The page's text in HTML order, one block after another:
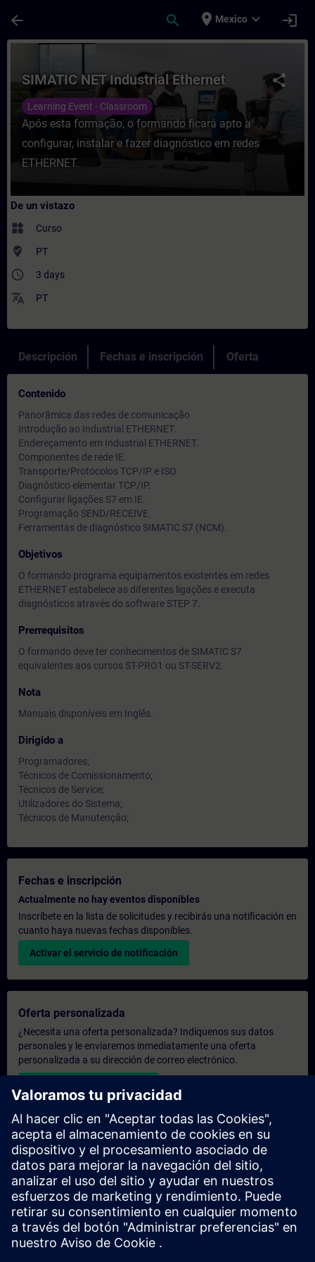
arrow_back search place Mexico expand_more login
Curso - SIMATIC NET Industrial
share
SIMATIC NET Industrial Ethernet
Learning Event - Classroom
Após esta formação, o formando ficará apto a
configurar, instalar e fazer diagnóstico em redes
ETHERNET.
De un vistazo
widgets Curso
where_to_vote PT
access_time 3 days
translate PT
Descripción Fechas e inscripción Oferta
Contenido
Panorâmica das redes de comunicação
Introdução ao Industrial ETHERNET.
Endereçamento em Industrial ETHERNET.
Componentes de rede IE.
Transporte/Protocolos TCP/IP e ISO
Diagnóstico elementar TCP/IP.
Configurar ligações S7 em IE.
Programação SEND/RECEIVE.
Ferramentas de diagnóstico SIMATIC S7 (NCM).
Objetivos
O formando programa equipamentos existentes em redes
ETHERNET estabelece as diferentes ligações e executa
diagnósticos através do software STEP 7.
Prerrequisitos
O formando deve ter conhecimentos de SIMATIC S7
equivalentes aos cursos ST-PRO1 ou ST-SERV2.
Nota
Manuais disponíveis em Inglês.
Dirigido a
Programadores;
Técnicos de Comissionamento;
Técnicos de Service;
Utilizadores do Sistema;
Técnicos de Manutenção;
Fechas e inscripción
Actualmente no hay eventos disponibles
Inscríbete en la lista de solicitudes y recibirás una notificación en
cuanto haya nuevas fechas disponibles.
Activar el servicio de notificación
Oferta personalizada
¿Necesita una oferta personalizada? Indíquenos sus datos
personales y le enviaremos inmediatamente una oferta
personalizada a su dirección de correo electrónico.
Enviar una oferta personal
Solicitar presupuesto exclusivo
¿Necesita una formación más especializada y busca un
presupuesto para una formación exclusiva, ya sea presencial,
virtual o en un centro de formación SITRAIN? Tras facilitarnos
sus datos personales y sus necesidades formativas, le
enviaremos un presupuesto personalizado.
Solicitar presupuesto exclusivo